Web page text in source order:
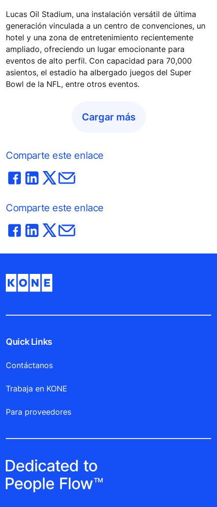
Lucas Oil Stadium, una instalación versátil de última
generación vinculada a un centro de convenciones, un
hotel y una zona de entretenimiento recientemente
ampliado, ofreciendo un lugar emocionante para
eventos de alto perfil. Con capacidad para 70,000
asientos, el estadio ha albergado juegos del Super
Bowl de la NFL, entre otros eventos.
Cargar más
Comparte este enlace
Comparte este enlace
Quick Links
Contáctanos
Trabaja en KONE
Para proveedores